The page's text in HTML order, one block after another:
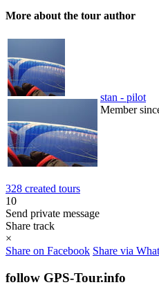
More about the tour author
stan - pilot
Member
328 created tours
10
Send private message
Share track
×
Share on Facebook Share via
follow GPS-Tour.info